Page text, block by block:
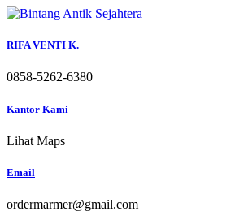
Skip
content
RIFA VENTI K.
0858-5262-6380
Kantor Kami
Lihat Maps
Email
ordermarmer@gmail.com